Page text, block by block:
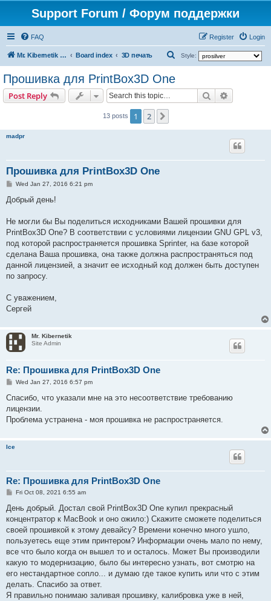
Support Forum / Форум поддержки
FAQ Login
Register
Mr. Kibernetik software Board index 3D печать Style:
Прошивка для PrintBox3D One
Post Reply Search
13 posts 1 2
madpr
Прошивка для PrintBox3D One
P
s
Wed Jan 27, 2016 6:21 pm
Добрый день!
Не могли бы Вы поделиться исходниками Вашей прошивки для
PrintBox3D One? В соответствии с условиями лицензии GNU GPL v3,
под которой распространяется прошивка Sprinter, на базе которой
сделана Ваша прошивка, она также должна распространяться под
данной лицензией, а значит ее исходный код должен быть доступен
по запросу.
С уважением,
Сергей
Mr. Kibernetik
Site Admin
Re: Прошивка для PrintBox3D One
P
s
Wed Jan 27, 2016 6:57 pm
Спасибо, что указали мне на это несоответствие требованию
лицензии.
Проблема устранена - моя прошивка не распространяется.
Ice
Re: Прошивка для PrintBox3D One
P
s
Fri Oct 08, 2021 6:55 am
День добрый. Достал свой PrintBox3D One купил прекрасный
концентратор к MacBook и оно ожило:) Скажите сможете поделиться
своей прошивкой к этому девайсу? Времени конечно много ушло,
пользуетесь еще этим принтером? Информации очень мало по нему,
все что было когда он вышел то и осталось. Может Вы производили
какую то модернизацию, было бы интересно узнать, вот смотрю на
его нестандартное сопло... и думаю где такое купить или что с этим
делать. Спасибо за ответ.
Я правильно понимаю заливая прошивку, калибровка уже в ней,